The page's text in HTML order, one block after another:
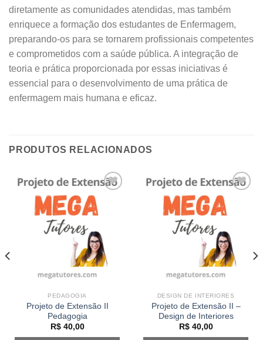
diretamente as comunidades atendidas, mas também
enriquece a formação dos estudantes de Enfermagem,
preparando-os para se tornarem profissionais competentes
e comprometidos com a saúde pública. A integração de
teoria e prática proporcionada por essas iniciativas é
essencial para o desenvolvimento de uma prática de
enfermagem mais humana e eficaz.
PRODUTOS RELACIONADOS
PEDAGOGIA
Projeto de Extensão II
Pedagogia
R$40,00
DESIGN DE INTERIORES
Projeto de Extensão II –
Design de Interiores
R$40,00